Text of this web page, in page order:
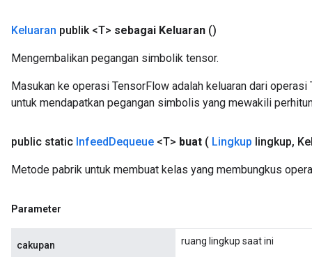
Keluaran publik <T> sebagai Keluaran ()
Mengembalikan pegangan simbolik tensor.
Masukan ke operasi TensorFlow adalah keluaran dari
untuk mendapatkan pegangan simbolis yang mewakili
public static InfeedDequeue <T> buat ( Lingkup lingkup,
Metode pabrik untuk membuat kelas yang membungkus
Parameter
cakupan ruang lingkup saat ini